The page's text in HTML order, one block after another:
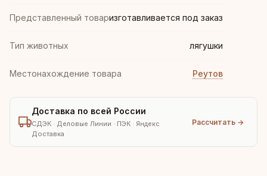
Представленный товаризготавливается под заказ
Тип животных лягушки
Местонахождение товара Реутов
Доставка по всей России
СДЭК · Деловые Линии · ПЭК · Яндекс
Доставка
Рассчитать →